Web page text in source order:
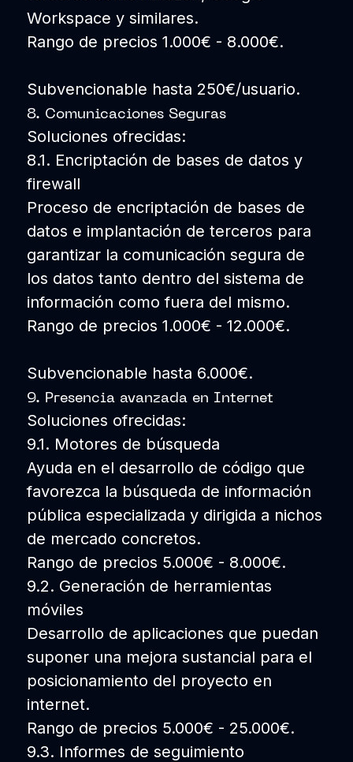
Workspace y similares.
Rango de precios 1.000€ - 8.000€.
Subvencionable hasta 250€/usuario.
8. Comunicaciones Seguras
Soluciones ofrecidas:
8.1. Encriptación de bases de datos y
firewall
Proceso de encriptación de bases de
datos e implantación de terceros para
garantizar la comunicación segura de
los datos tanto dentro del sistema de
información como fuera del mismo.
Rango de precios 1.000€ - 12.000€.
Subvencionable hasta 6.000€.
9. Presencia avanzada en Internet
Soluciones ofrecidas:
9.1. Motores de búsqueda
Ayuda en el desarrollo de código que
favorezca la búsqueda de información
pública especializada y dirigida a nichos
de mercado concretos.
Rango de precios 5.000€ - 8.000€.
9.2. Generación de herramientas
móviles
Desarrollo de aplicaciones que puedan
suponer una mejora sustancial para el
posicionamiento del proyecto en
internet.
Rango de precios 5.000€ - 25.000€.
9.3. Informes de seguimiento